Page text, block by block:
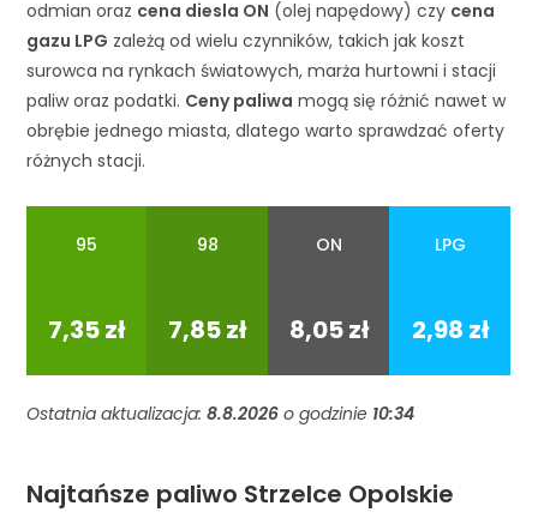
odmian oraz cena diesla ON (olej napędowy) czy cena
gazu LPG zależą od wielu czynników, takich jak koszt
surowca na rynkach światowych, marża hurtowni i stacji
paliw oraz podatki. Ceny paliwa mogą się różnić nawet w
obrębie jednego miasta, dlatego warto sprawdzać oferty
różnych stacji.
95 98 ON LPG
7,35 zł 7,85 zł 8,05 zł 2,98 zł
Ostatnia aktualizacja:8.8.2026 o godzinie 10:34
Najtańsze paliwo Strzelce Opolskie